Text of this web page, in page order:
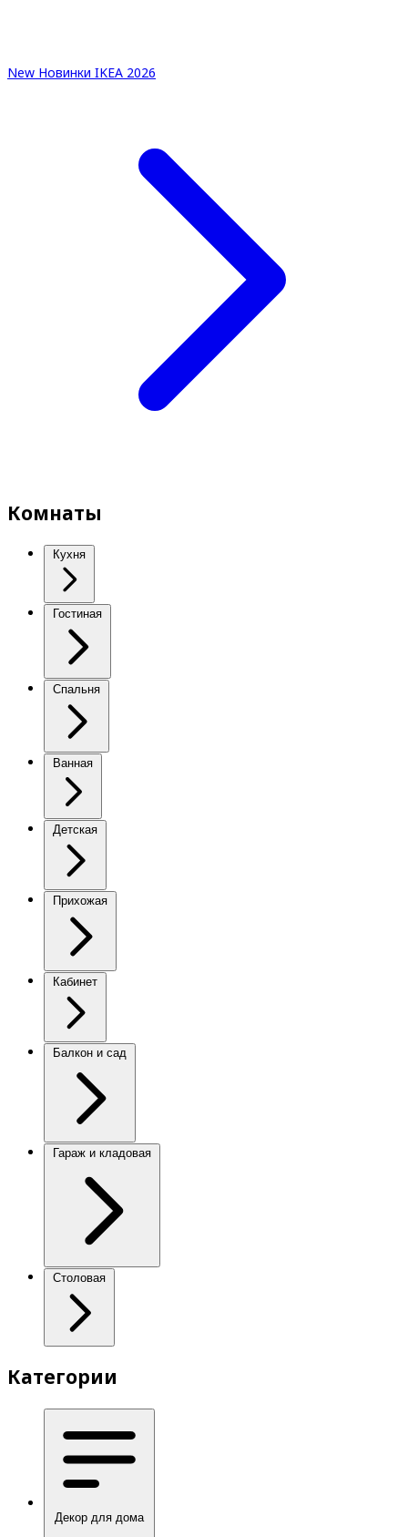
New Новинки IKEA 2026
Комнаты
Кухня
Гостиная
Спальня
Ванная
Детская
Прихожая
Кабинет
Балкон и сад
Гараж и кладовая
Столовая
Категории
Декор для дома